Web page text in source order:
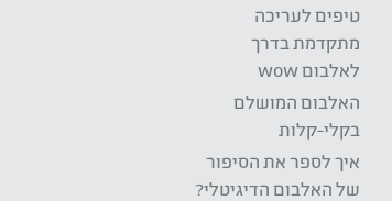
טיפים לעריכה
מתקדמת בדרך
לאלבום wow
האלבום המושלם
בקלי-קלות
איך לספר את הסיפור
של האלבום הדיגיטלי?